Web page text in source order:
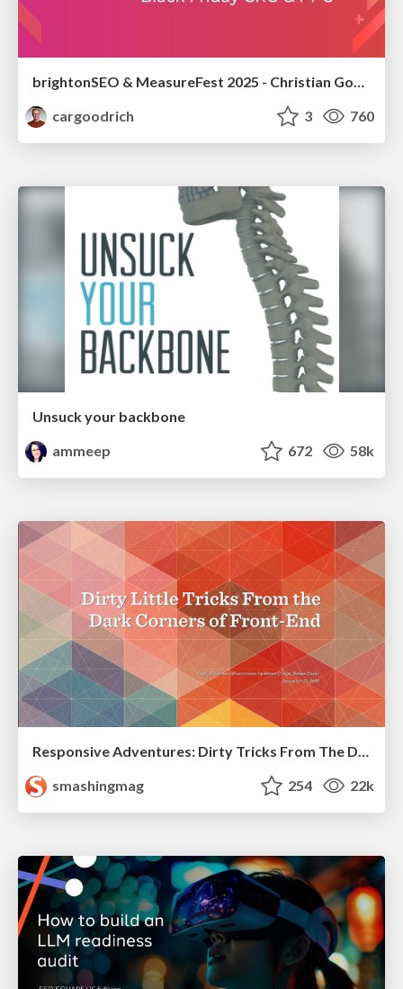
cargoodrich
3 760
Unsuck your backbone
ammeep
672 58k
Responsive Adventures: Dirty Tricks From The Dark Corners of Front-End
smashingmag
254 22k